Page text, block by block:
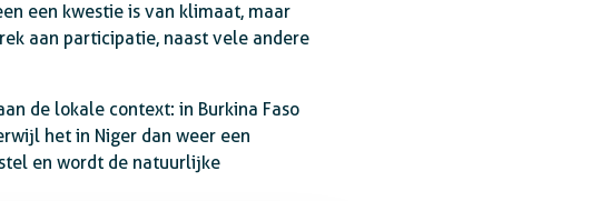
een kwestie is van klimaat, maar
aan participatie, naast vele andere
de lokale context: in Burkina Faso
het in Niger dan weer een
en wordt de natuurlijke